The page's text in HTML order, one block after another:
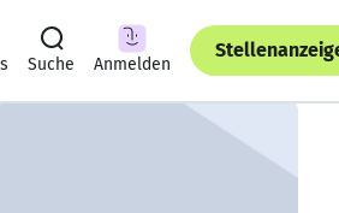
Suche Anmelden